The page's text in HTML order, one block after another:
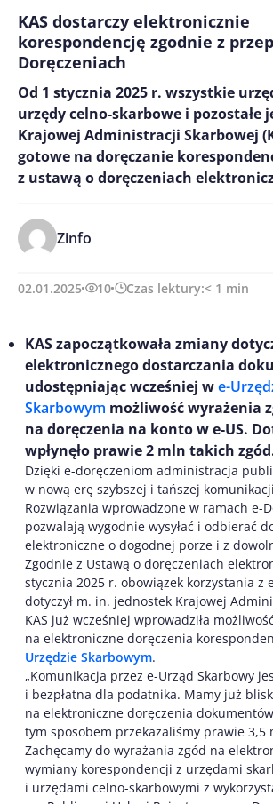
KAS dostarczy elektronicznie
korespondencję zgodnie z
Doręczeniach
Od 1 stycznia 2025 r. wszystkie
urzędy celno-skarbowe i pozostałe
Krajowej Administracji Skarbowej
gotowe na doręczanie
z ustawą o doręczeniach
Zinfo
02.01.2025 10 Czas lektury:< 1 min
KAS zapoczątkowała zmiany
elektronicznego dostarczania
udostępniając wcześniej we-
Skarbowym możliwość wyrażenia
na doręczenia na konto w e-US.
wpłynęło prawie 2 mln takich
Dzięki e-doręczeniom administracja
w nową erę szybszej i tańszej
Rozwiązania wprowadzone w ramach e-
pozwalają wygodnie wysyłać i odbierać
elektroniczne o dogodnej porze i z
Zgodnie z Ustawą o doręczeniach
stycznia 2025 r. obowiązek korzystania z
dotyczył m. in. jednostek Krajowej
KAS już wcześniej wprowadziła
na elektroniczne doręczenia
Urzędzie Skarbowym.
„Komunikacja przez e-Urząd Skarbowy
i bezpłatna dla podatnika. Mamy już
na elektroniczne doręczenia
tym sposobem przekazaliśmy prawie 3,5
Zachęcamy do wyrażania zgód na
wymiany korespondencji z urzędami
i urzędami celno-skarbowymi z